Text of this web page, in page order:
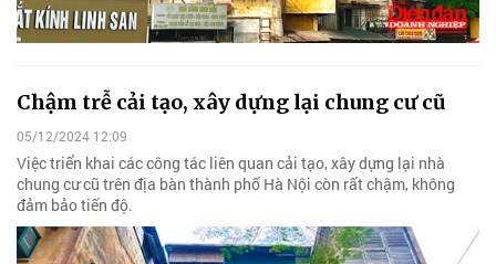
Chậm trễ cải tạo, xây dựng lại chung cư cũ
05/12/2024 12:09
Việc triển khai các công tác liên quan cải tạo, xây dựng lại nhà
chung cư cũ trên địa bàn thành phố Hà Nội còn rất chậm, không
đảm bảo tiến độ.